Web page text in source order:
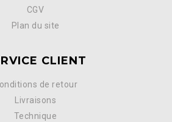
CGV
Plan du site
CLIENT
de retour
Livraisons
Technique